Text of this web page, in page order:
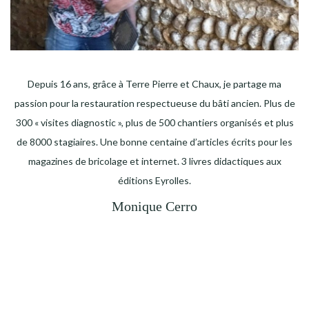
Depuis 16 ans, grâce à Terre Pierre et Chaux, je partage ma
passion pour la restauration respectueuse du bâti ancien. Plus de
300 « visites diagnostic », plus de 500 chantiers organisés et plus
de 8000 stagiaires. Une bonne centaine d’articles écrits pour les
magazines de bricolage et internet. 3 livres didactiques aux
éditions Eyrolles.
Monique Cerro